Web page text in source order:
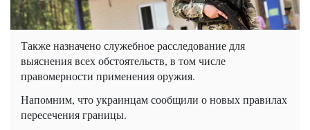
Также назначено служебное расследование для
выяснения всех обстоятельств, в том числе
правомерности применения оружия.
Напомним, что украинцам сообщили о новых правилах
пересечения границы.